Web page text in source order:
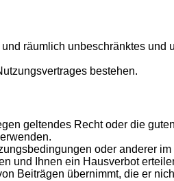
räumlich unbeschränktes
bestehen.
geltendes Recht oder die
oder anderer
und Ihnen ein Hausverbot
Beiträgen übernimmt, die er